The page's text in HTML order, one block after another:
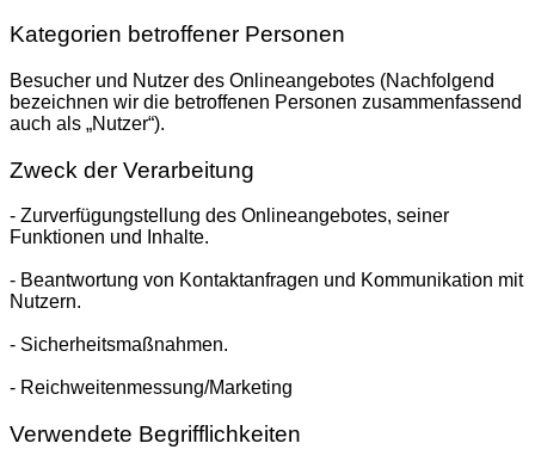
Kategorien betroffener Personen
Besucher und Nutzer des Onlineangebotes (Nachfolgend
bezeichnen wir die betroffenen Personen zusammenfassend
auch als „Nutzer“).
Zweck der Verarbeitung
- Zurverfügungstellung des Onlineangebotes, seiner
Funktionen und Inhalte.
- Beantwortung von Kontaktanfragen und Kommunikation mit
Nutzern.
- Sicherheitsmaßnahmen.
- Reichweitenmessung/Marketing
Verwendete Begrifflichkeiten